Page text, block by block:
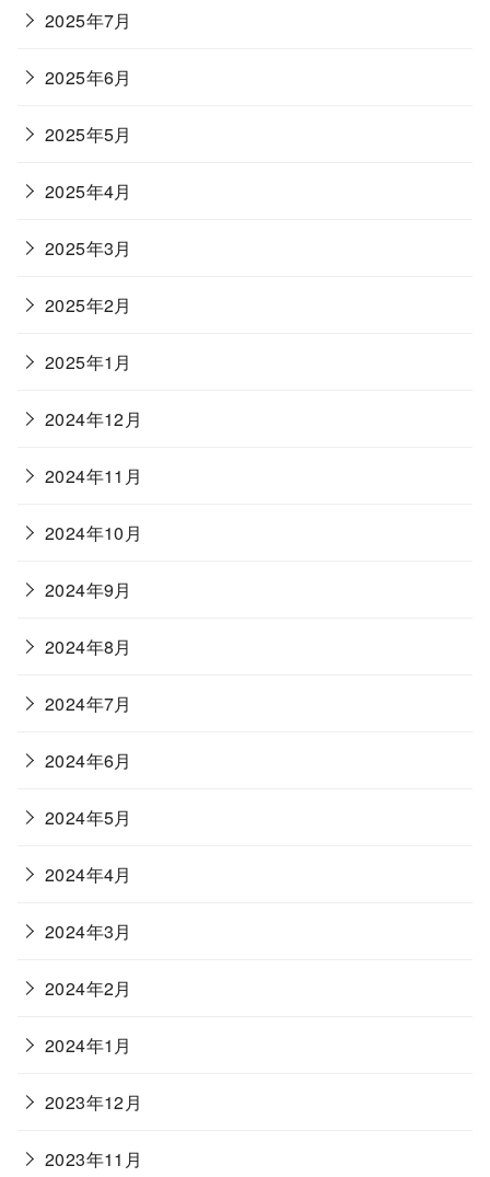
2025年7月
2025年6月
2025年5月
2025年4月
2025年3月
2025年2月
2025年1月
2024年12月
2024年11月
2024年10月
2024年9月
2024年8月
2024年7月
2024年6月
2024年5月
2024年4月
2024年3月
2024年2月
2024年1月
2023年12月
2023年11月